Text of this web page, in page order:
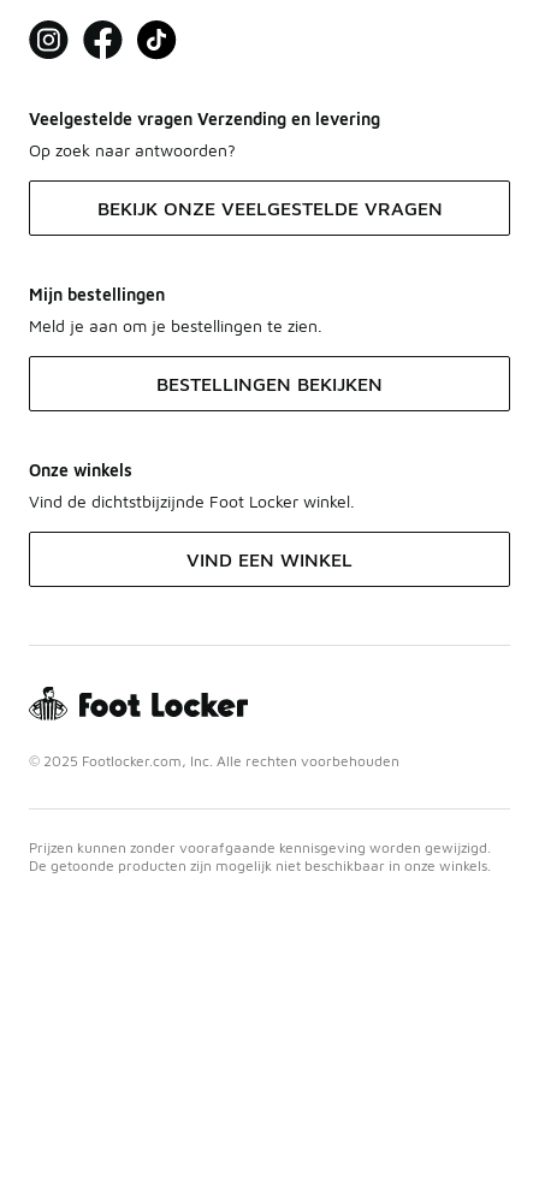
Veelgestelde vragen Verzending en levering
Op zoek naar antwoorden?
BEKIJK ONZE VEELGESTELDE VRAGEN
Mijn bestellingen
Meld je aan om je bestellingen te zien.
BESTELLINGEN BEKIJKEN
Onze winkels
Vind de dichtstbijzijnde Foot Locker winkel.
VIND EEN WINKEL
© 2025 Footlocker.com, Inc. Alle rechten voorbehouden
Prijzen kunnen zonder voorafgaande kennisgeving worden gewijzigd.
De getoonde producten zijn mogelijk niet beschikbaar in onze winkels.